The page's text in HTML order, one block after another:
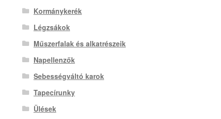
Kormánykerék
Légzsákok
Műszerfalak és alkatrészeik
Napellenzők
Sebességváltó karok
Tapecírunky
Ülések